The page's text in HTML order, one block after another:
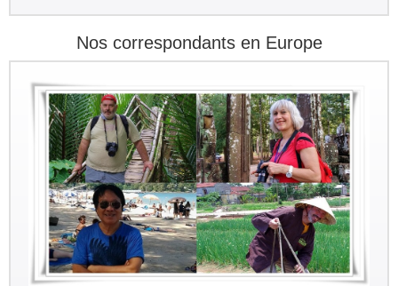
Nos correspondants en Europe